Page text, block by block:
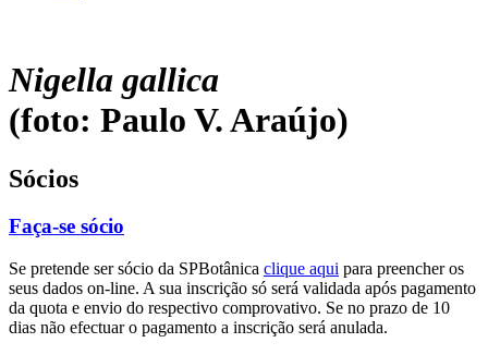
Nigella gallica
(foto: Paulo V. Araújo)
Sócios
Faça-se sócio
Se pretende ser sócio da SPBotânica clique aqui para preencher os
seus dados on-line. A sua inscrição só será validada após pagamento
da quota e envio do respectivo comprovativo. Se no prazo de 10
dias não efectuar o pagamento a inscrição será anulada.